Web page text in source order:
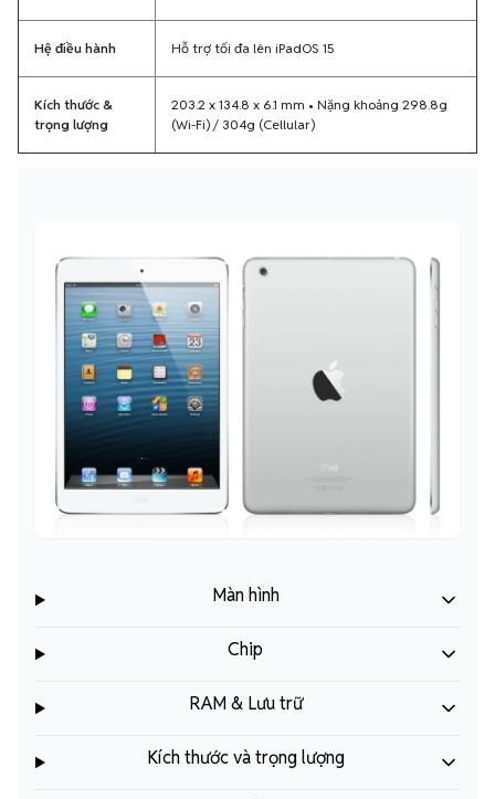
Hệ điều hành Hỗ trợ tối đa lên iPadOS 15
Kích thước &
trọng lượng
203.2 x 134.8 x 6.1 mm • Nặng khoảng 298.8g
(Wi-Fi) / 304g (Cellular)
Màn hình
Chip
RAM & Lưu trữ
Kích thước và trọng lượng